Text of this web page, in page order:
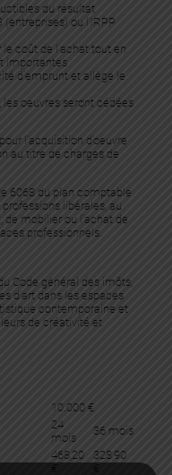
du résultat
ou l’IRPP
le coût de l’achat tout en
importantes
d’emprunt et allège le
oeuvres seront cédées
l’acquisition d’oeuvre
au titre de charges de
6068 du plan comptable
libérales, au
mobilier ou l’achat de
professionnels.
Code général des imôts,
d’art dans les espaces
contemporaine et
de créativité et
10.000 €
24
mois
36 mois
468,20
€
328,90
€